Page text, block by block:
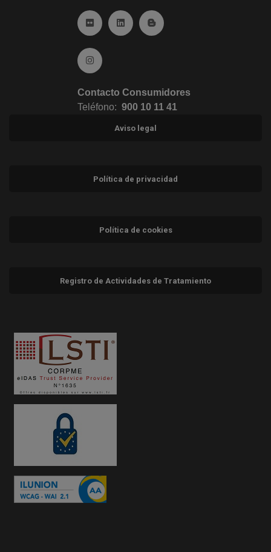
Ir a Flickr (abre en ventana nueva)
Ir a Linkedin (abre en ventana nueva)
Ir al Blog (abre en ventana
Ir a Instagram (abre en ventana nueva)
Contacto Consumidores
Teléfono: 900 10 11 41
Aviso legal
Política de privacidad
Política de cookies
Registro de Actividades de Tratamiento